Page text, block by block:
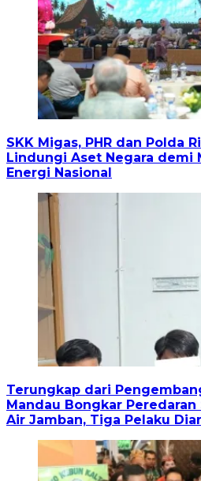
SKK Migas, PHR dan Polda
Lindungi Aset Negara demi
Energi Nasional
Terungkap dari
Mandau Bongkar
Air Jamban, Tiga Pelaku